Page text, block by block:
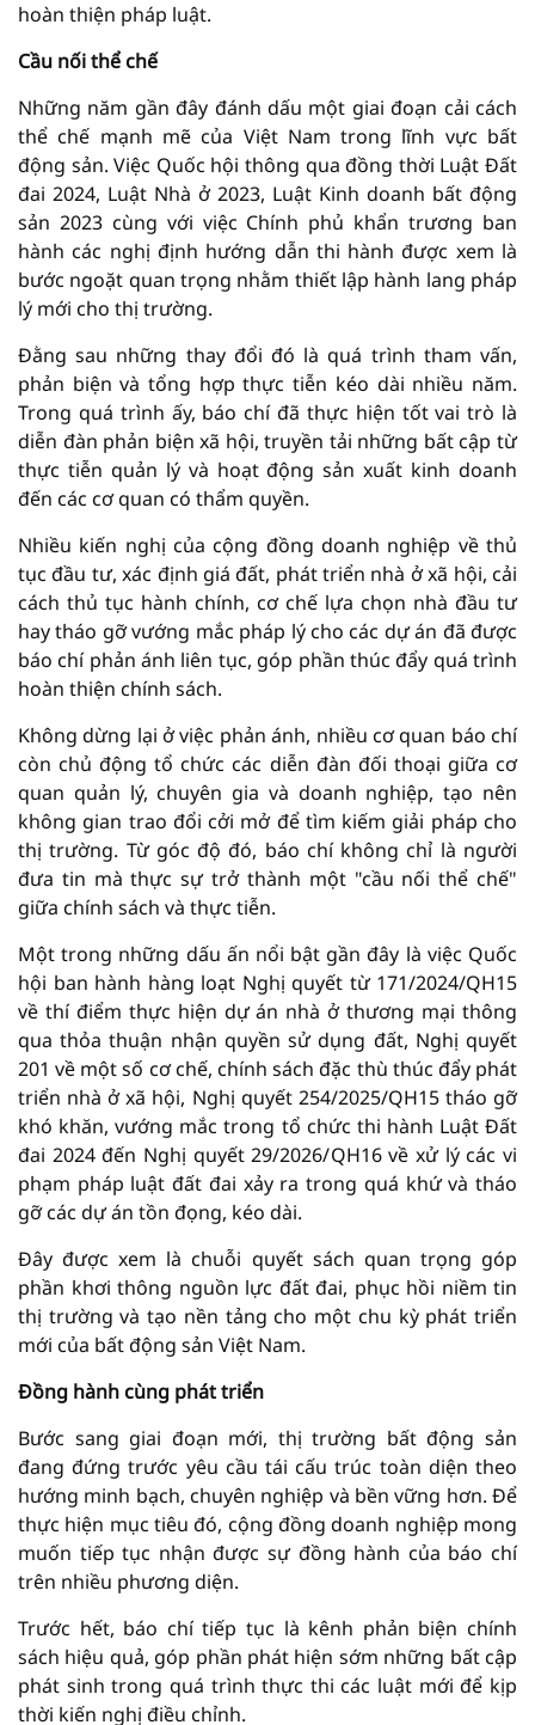
hoàn thiện pháp luật.
Cầu nối thể chế
Những năm gần đây đánh dấu một giai đoạn cải cách
thể chế mạnh mẽ của Việt Nam trong lĩnh vực bất
động sản. Việc Quốc hội thông qua đồng thời Luật Đất
đai 2024, Luật Nhà ở 2023, Luật Kinh doanh bất động
sản 2023 cùng với việc Chính phủ khẩn trương ban
hành các nghị định hướng dẫn thi hành được xem là
bước ngoặt quan trọng nhằm thiết lập hành lang pháp
lý mới cho thị trường.
Đằng sau những thay đổi đó là quá trình tham vấn,
phản biện và tổng hợp thực tiễn kéo dài nhiều năm.
Trong quá trình ấy, báo chí đã thực hiện tốt vai trò là
diễn đàn phản biện xã hội, truyền tải những bất cập từ
thực tiễn quản lý và hoạt động sản xuất kinh doanh
đến các cơ quan có thẩm quyền.
Nhiều kiến nghị của cộng đồng doanh nghiệp về thủ
tục đầu tư, xác định giá đất, phát triển nhà ở xã hội, cải
cách thủ tục hành chính, cơ chế lựa chọn nhà đầu tư
hay tháo gỡ vướng mắc pháp lý cho các dự án đã được
báo chí phản ánh liên tục, góp phần thúc đẩy quá trình
hoàn thiện chính sách.
Không dừng lại ở việc phản ánh, nhiều cơ quan báo chí
còn chủ động tổ chức các diễn đàn đối thoại giữa cơ
quan quản lý, chuyên gia và doanh nghiệp, tạo nên
không gian trao đổi cởi mở để tìm kiếm giải pháp cho
thị trường. Từ góc độ đó, báo chí không chỉ là người
đưa tin mà thực sự trở thành một "cầu nối thể chế"
giữa chính sách và thực tiễn.
Một trong những dấu ấn nổi bật gần đây là việc Quốc
hội ban hành hàng loạt Nghị quyết từ 171/2024/QH15
về thí điểm thực hiện dự án nhà ở thương mại thông
qua thỏa thuận nhận quyền sử dụng đất, Nghị quyết
201 về một số cơ chế, chính sách đặc thù thúc đẩy phát
triển nhà ở xã hội, Nghị quyết 254/2025/QH15 tháo gỡ
khó khăn, vướng mắc trong tổ chức thi hành Luật Đất
đai 2024 đến Nghị quyết 29/2026/QH16 về xử lý các vi
phạm pháp luật đất đai xảy ra trong quá khứ và tháo
gỡ các dự án tồn đọng, kéo dài.
Đây được xem là chuỗi quyết sách quan trọng góp
phần khơi thông nguồn lực đất đai, phục hồi niềm tin
thị trường và tạo nền tảng cho một chu kỳ phát triển
mới của bất động sản Việt Nam.
Đồng hành cùng phát triển
Bước sang giai đoạn mới, thị trường bất động sản
đang đứng trước yêu cầu tái cấu trúc toàn diện theo
hướng minh bạch, chuyên nghiệp và bền vững hơn. Để
thực hiện mục tiêu đó, cộng đồng doanh nghiệp mong
muốn tiếp tục nhận được sự đồng hành của báo chí
trên nhiều phương diện.
Trước hết, báo chí tiếp tục là kênh phản biện chính
sách hiệu quả, góp phần phát hiện sớm những bất cập
phát sinh trong quá trình thực thi các luật mới để kịp
thời kiến nghị điều chỉnh.